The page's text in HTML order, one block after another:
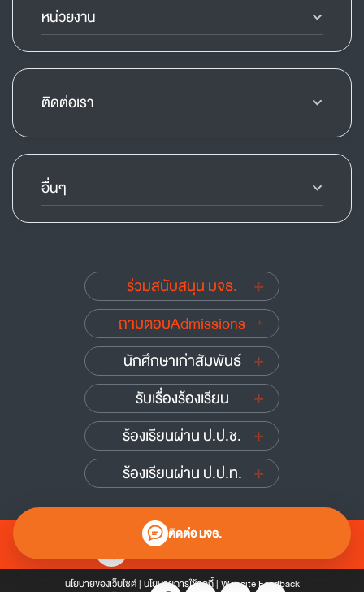
ติดต่อ มจธ.
หน่วยงาน
ติดต่อเรา
อื่นๆ
ร่วมสนับสนุน มจธ.
ถามตอบAdmissions
นักศึกษาเก่าสัมพันธ์
รับเรื่องร้องเรียน
ร้องเรียนผ่าน ป.ป.ช.
ร้องเรียนผ่าน ป.ป.ท.
0 2470 8000
นโยบายของเว็บไซต์| นโยบายการใช้คุกกี้| Website Feedback